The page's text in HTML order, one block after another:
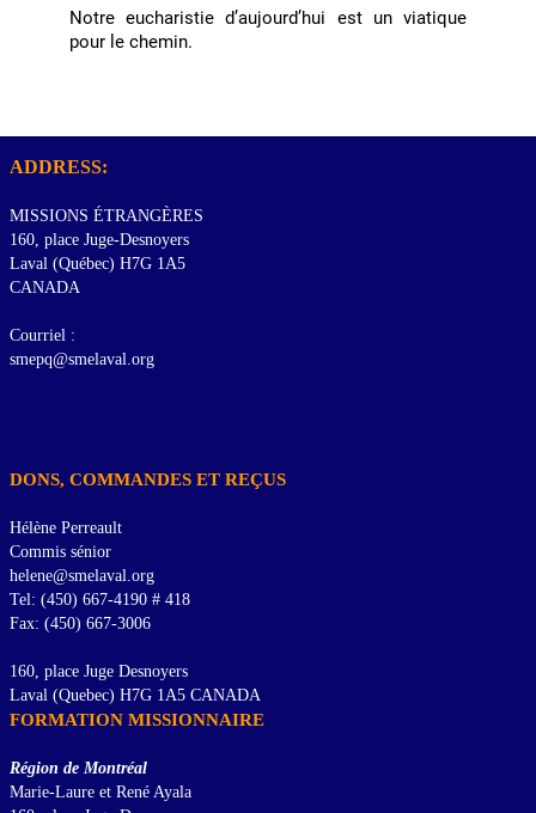
Notre eucharistie d’aujourd’hui est un viatique
pour le chemin.
ADDRESS:
MISSIONS ÉTRANGÈRES
160, place Juge-Desnoyers
Laval (Québec) H7G 1A5
CANADA
Courriel :
smepq@smelaval.org
DONS, COMMANDES ET REÇUS
Hélène Perreault
Commis sénior
helene@smelaval.org
Tel: (450) 667-4190 # 418
Fax: (450) 667-3006
160, place Juge Desnoyers
Laval (Quebec) H7G 1A5 CANADA
FORMATION MISSIONNAIRE
Région de Montréal
Marie-Laure et René Ayala